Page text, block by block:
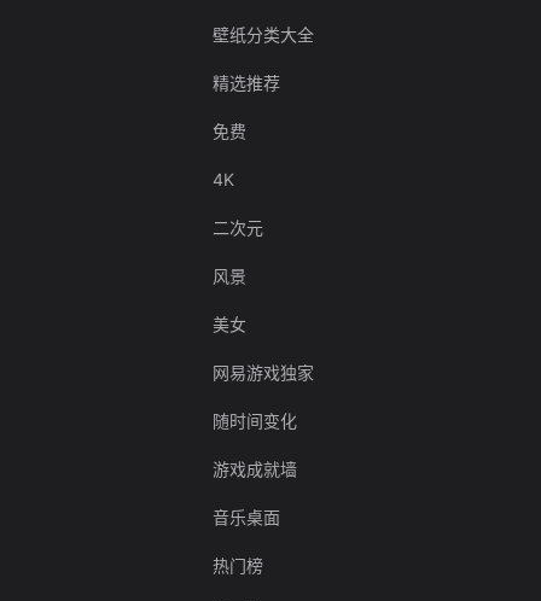
壁纸分类大全
精选推荐
免费
4K
二次元
风景
美女
网易游戏独家
随时间变化
游戏成就墙
音乐桌面
热门榜